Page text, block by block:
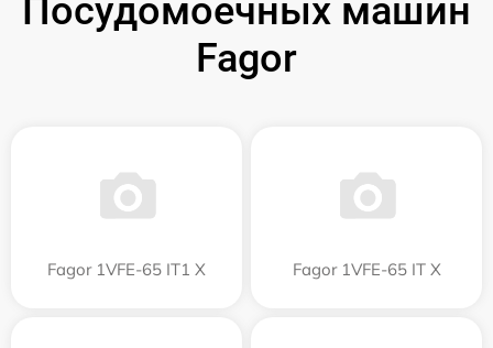
Посудомоечных машин
Fagor
Fagor 1VFE-65 IT1 X Fagor 1VFE-65 IT X